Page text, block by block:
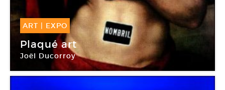
ART | EXPO
02 Avr -05 Juin 2011
Plaqué art
Joël Ducorroy
Chapelle de la Visitation